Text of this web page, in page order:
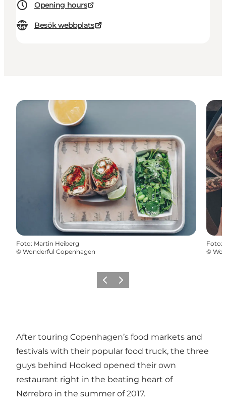
Opening hours
Besök webbplats
Foto: Martin Heiberg
© Wonderful Copenhagen
Foto:
©
Föregående
Nästa
After touring Copenhagen’s food markets and
festivals with their popular food truck, the three
guys behind Hooked opened their own
restaurant right in the beating heart of
Nørrebro in the summer of 2017.